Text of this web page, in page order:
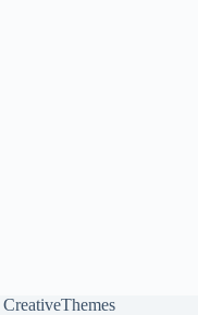
CreativeThemes